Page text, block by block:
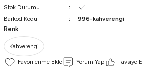
Stok Durumu
Barkod Kodu
996-kahverengi
Renk
Kahverengi
Yorum Yap Tavsiye